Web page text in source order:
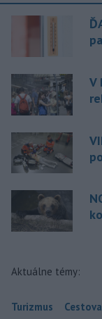
V
Aktuálne témy:
Turizmus